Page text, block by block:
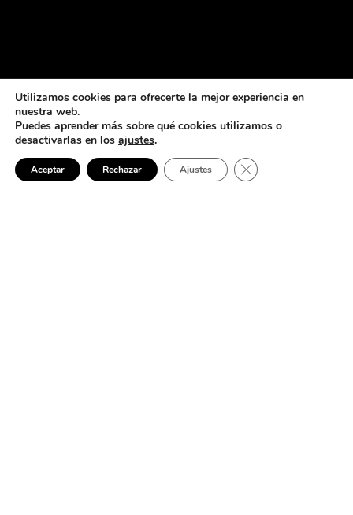
Utilizamos cookies para ofrecerte la mejor experiencia en
nuestra web.
Puedes aprender más sobre qué cookies utilizamos o
desactivarlas en los ajustes.
Aceptar Rechazar Ajustes Cerrar el banner de